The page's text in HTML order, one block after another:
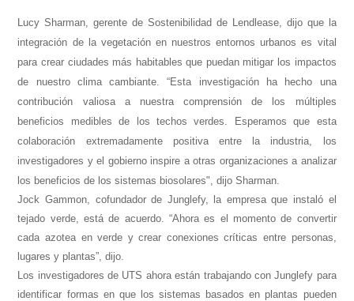
Lucy Sharman, gerente de Sostenibilidad de Lendlease, dijo que la
integración de la vegetación en nuestros entornos urbanos es vital
para crear ciudades más habitables que puedan mitigar los impactos
de nuestro clima cambiante. “Esta investigación ha hecho una
contribución valiosa a nuestra comprensión de los múltiples
beneficios medibles de los techos verdes. Esperamos que esta
colaboración extremadamente positiva entre la industria, los
investigadores y el gobierno inspire a otras organizaciones a analizar
los beneficios de los sistemas biosolares", dijo Sharman.
Jock Gammon, cofundador de Junglefy, la empresa que instaló el
tejado verde, está de acuerdo. “Ahora es el momento de convertir
cada azotea en verde y crear conexiones críticas entre personas,
lugares y plantas”, dijo.
Los investigadores de UTS ahora están trabajando con Junglefy para
identificar formas en que los sistemas basados ​​en plantas pueden